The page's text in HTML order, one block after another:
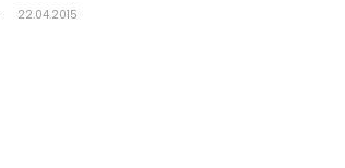
22.04.2015